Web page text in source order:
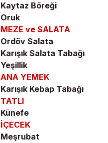
Kaytaz Böreği
Oruk
MEZE ve SALATA
Ordöv Salata
Karışık Salata Tabağı
Yeşillik
ANA YEMEK
Karışık Kebap Tabağı
TATLI
Künefe
İÇECEK
Meşrubat